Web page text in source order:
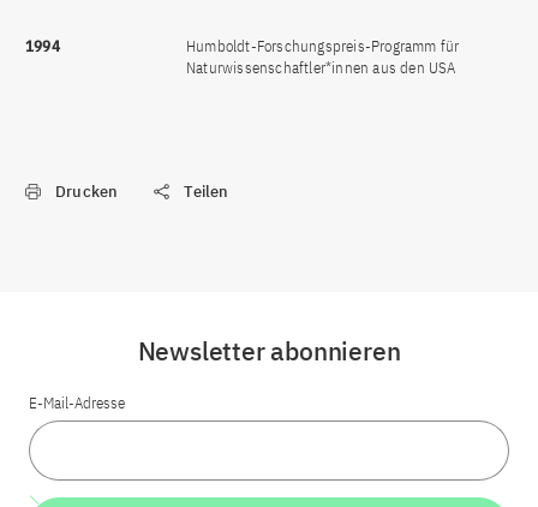
1994
Humboldt-Forschungspreis-Programm für
Naturwissenschaftler*innen aus den USA
Drucken Teilen
Newsletter abonnieren
E-Mail-Adresse